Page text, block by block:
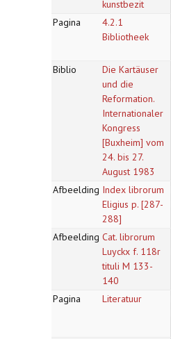
kunstbezit
Pagina
4.2.1
Bibliotheek
Biblio
Die Kartäuser
und die
Reformation.
Internationaler
Kongress
[Buxheim] vom
24. bis 27.
August 1983
Afbeelding Index librorum
Eligius p. [287-
288]
Afbeelding Cat. librorum
Luyckx f. 118r
tituli M 133-
140
Pagina Literatuur